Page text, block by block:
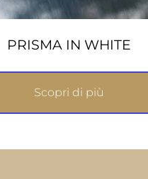
PRISMA IN WHITE
Scopri di più